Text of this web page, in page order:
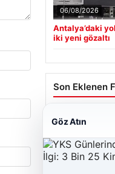
06/08/2026
Antalya’daki
iki yeni gözaltı
Son Eklenen
Göz Atın